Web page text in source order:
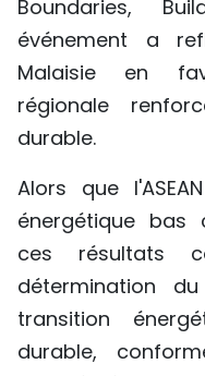
Boundaries,
événement a
Malaisie en
régionale
durable.
Alors que
énergétique bas
ces résultats
détermination
transition
durable,